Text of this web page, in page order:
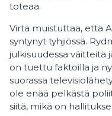
toteaa.
Virta muistuttaa, että
syntynyt tyhjiössä.
julkisuudessa väitteitä
on tuettu faktoilla ja
suorassa
ole enää pelkästä
siitä, mikä on